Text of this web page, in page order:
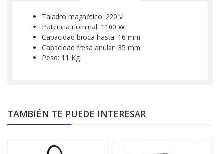
Taladro magnético: 220 v
Potencia nominal: 1100 W
Capacidad broca hasta: 16 mm
Capacidad fresa anular: 35 mm
Peso: 11 Kg
TAMBIÉN TE PUEDE INTERESAR